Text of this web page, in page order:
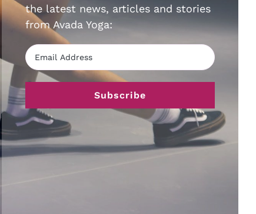
the latest news, articles and stories
from Avada Yoga: